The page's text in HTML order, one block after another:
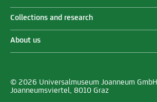
Collections and research
About us
© 2026 Universalmuseum Joanneum GmbH
Joanneumsviertel, 8010 Graz